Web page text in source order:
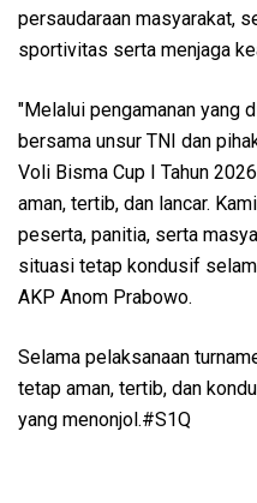
persaudaraan masyarakat,
sportivitas serta menjaga
"Melalui pengamanan yang
bersama unsur TNI dan
Voli Bisma Cup I Tahun
aman, tertib, dan lancar.
peserta, panitia, serta
situasi tetap kondusif
AKP Anom Prabowo.
Selama pelaksanaan
tetap aman, tertib, dan
yang menonjol.#S1Q